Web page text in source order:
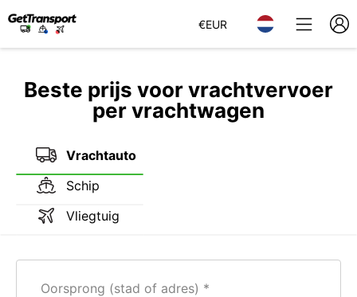
€EUR
Beste prijs voor vrachtvervoer
per vrachtwagen
Vrachtauto
Schip
Vliegtuig
Oorsprong (stad of adres)